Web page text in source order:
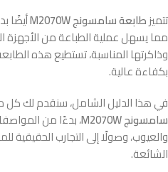
تتميزطابعة سامسونج M2070W
مما يسهل عملية الطباعة من
وذاكرتها المناسبة، تستطيع هذه
بكفاءة عالية.
في هذا الدليل الشامل، سنقدم لك كل
سامسونج M2070W
، بدءًا من
والعيوب، وصولًا إلى التجارب
الشائعة.